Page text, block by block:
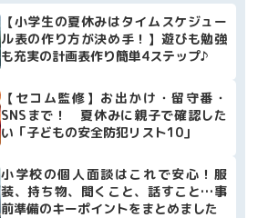
【小学生の夏休みはタイムスケジュー
ル表の作り方が決め手！】遊びも勉強
も充実の計画表作り簡単4ステップ♪
【セコム監修】お出かけ・留守番・
SNSまで！ 夏休みに親子で確認した
い「子どもの安全防犯リスト10」
小学校の個人面談はこれで安心！服
装、持ち物、聞くこと、話すこと…事
前準備のキーポイントをまとめました